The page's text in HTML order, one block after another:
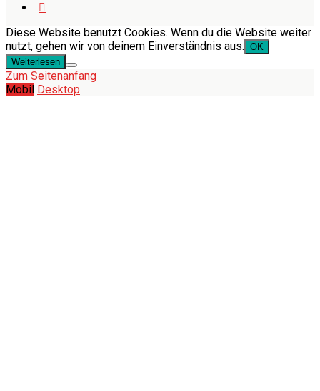
Diese Website benutzt Cookies. Wenn du die Website weiter
nutzt, gehen wir von deinem Einverständnis aus. OK
Weiterlesen
Zum Seitenanfang
Mobil Desktop